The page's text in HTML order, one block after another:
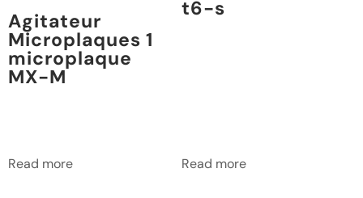
Agitateur
Microplaques 1
microplaque
MX-M
Read more
t6-s
Read more